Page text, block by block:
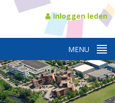
Inloggen leden